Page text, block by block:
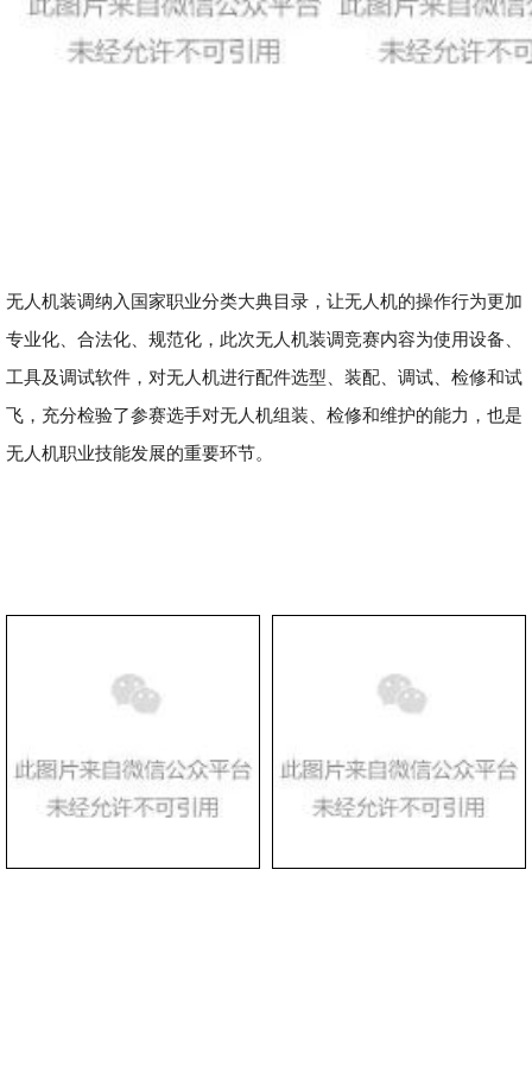
无人机装调纳入国家职业分类大典目录，让无人机的操作行为更加
专业化、合法化、规范化，此次无人机装调竞赛内容为使用设备、
工具及调试软件，对无人机进行配件选型、装配、调试、检修和试
飞，充分检验了参赛选手对无人机组装、检修和维护的能力，也是
无人机职业技能发展的重要环节。